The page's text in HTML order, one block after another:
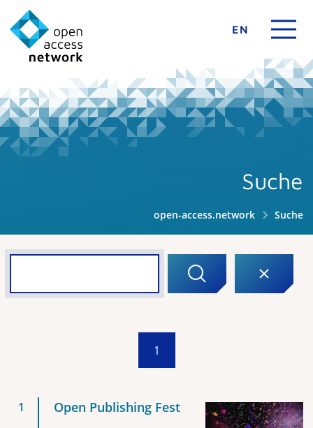
EN
Suche
open-access.network Suche
1
Open Publishing Fest